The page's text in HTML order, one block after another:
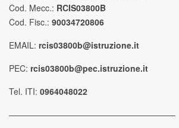
Cod. Mecc.: RCIS03800B
Cod. Fisc.: 90034720806
EMAIL: rcis03800b@istruzione.it
PEC: rcis03800b@pec.istruzione.it
Tel. ITI: 0964048022
————————————————————